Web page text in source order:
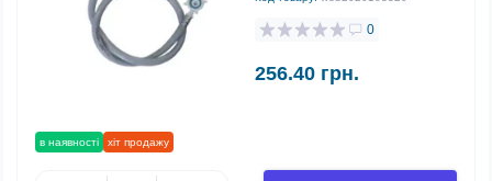
в наявності хіт продажу
0
256.40 грн.